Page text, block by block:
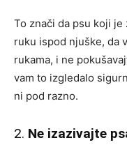
To znači da psu koji
ruku ispod njuške, da
rukama, i ne
vam to izgledalo
ni pod razno.
2. Ne izazivajte